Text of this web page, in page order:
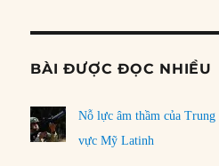
BÀI ĐƯỢC ĐỌC NHIỀU
Nỗ lực âm thầm của
vực Mỹ Latinh